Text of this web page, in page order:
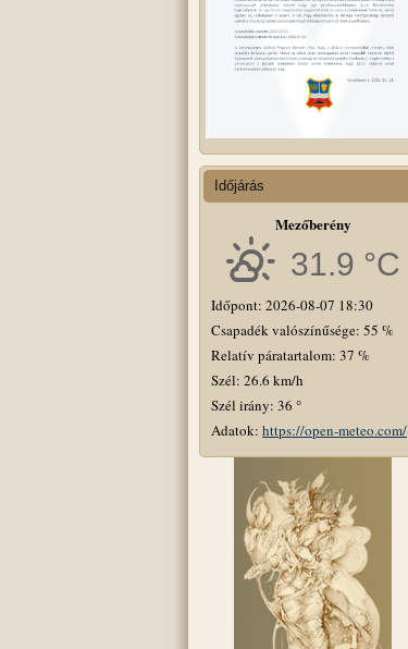
Időjárás
Mezőberény
31.9 °C
Időpont: 2026-08-07 18:30
Csapadék valószínűsége: 55 %
Relatív páratartalom: 37 %
Szél: 26.6 km/h
Szél irány: 36 °
Adatok: https://open-meteo.com/